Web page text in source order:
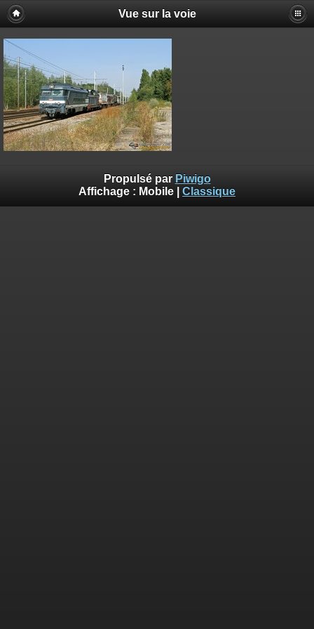
Vue sur la voie
Propulsé par Piwigo
Affichage : Mobile Classique